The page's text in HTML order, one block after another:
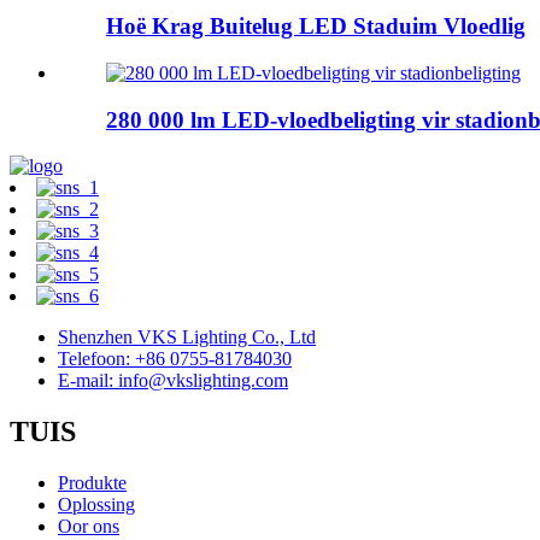
Hoë Krag Buitelug LED Staduim Vloedlig
280 000 lm LED-vloedbeligting vir
Shenzhen VKS Lighting Co., Ltd
Telefoon: +86 0755-81784030
E-mail: info@vkslighting.com
TUIS
Produkte
Oplossing
Oor ons